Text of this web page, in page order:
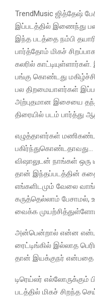
TrendMusic ஜித்தேஷ்
இப்படத்தில் இணைந்து
இந்த படத்தை நம்பி
பார்த்தோம் மிகச்
கலரில்
பங்கு கொண்டது
பல திறமையாளர்கள்
அற்புதமான இசையை
திரையில் படம் பார்த்து
எழுத்தாளர்கள்
பகிர்ந்துகொண்டதாவது…
விஷாலுடன் நாங்கள் ஒரு
தான் இந்தப்படத்தின்
எங்களிடமும் வேலை
கருத்தெல்லாம் பேசாமல்,
வைக்க
அன்பென்றால் என்ன
ரைட்டிங்கில் இல்லாத
தான் இயக்குநர் என்பதை
டிரெய்லர் எல்லோருக்கும்
படத்தில் மிகச் சிறந்த